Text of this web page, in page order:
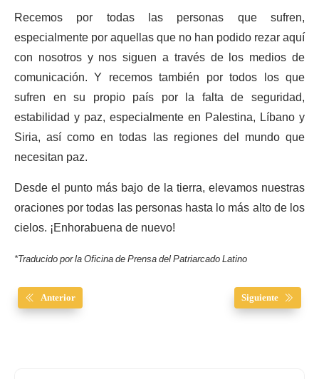
Recemos por todas las personas que sufren,
especialmente por aquellas que no han podido rezar aquí
con nosotros y nos siguen a través de los medios de
comunicación. Y recemos también por todos los que
sufren en su propio país por la falta de seguridad,
estabilidad y paz, especialmente en Palestina, Líbano y
Siria, así como en todas las regiones del mundo que
necesitan paz.
Desde el punto más bajo de la tierra, elevamos nuestras
oraciones por todas las personas hasta lo más alto de los
cielos. ¡Enhorabuena de nuevo!
*Traducido por la Oficina de Prensa del Patriarcado Latino
Anterior Siguiente